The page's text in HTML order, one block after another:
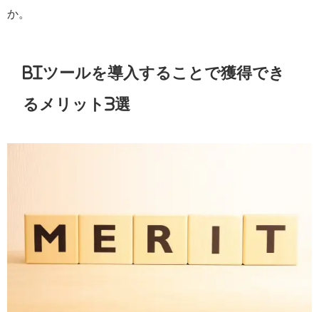
か。
BIツールを導入することで獲得でき
るメリット3選